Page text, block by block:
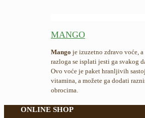
MANGO
Mango je izuzetno zdravo voće,
razloga se isplati jesti ga svakog
Ovo voće je paket hranljivih
vitamina, a možete ga dodati
obrocima.
ONLINE SHOP